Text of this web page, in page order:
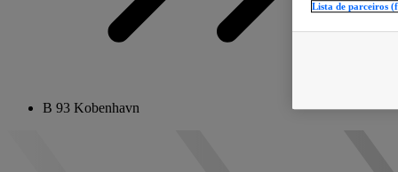
B 93 Kobenhavn
Lista de parceiros